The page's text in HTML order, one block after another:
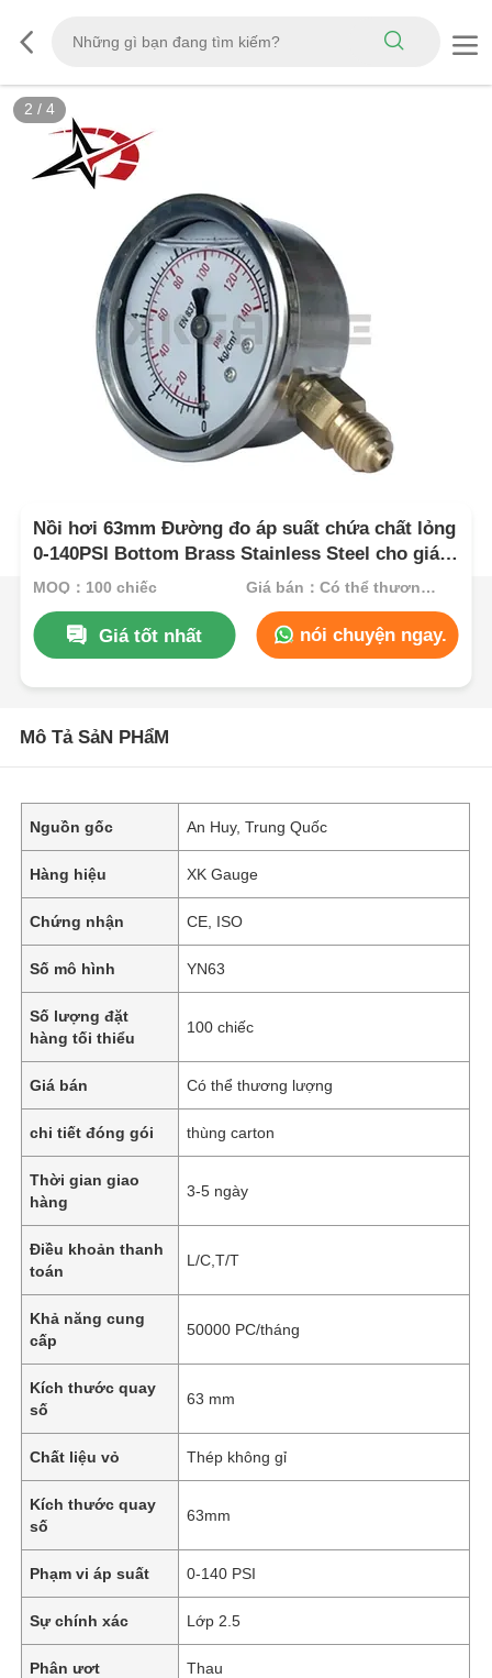
2 / 4
Nồi hơi 63mm Đường đo áp suất chứa chất lỏng
0-140PSI Bottom Brass Stainless Steel cho giám
sát công nghiệp
MOQ：100 chiếc Giá bán：Có thể thương lượng
Giá tốt nhất nói chuyện ngay.
Mô Tả SảN PHẩM
Nguồn gốc An Huy, Trung Quốc
Hàng hiệu XK Gauge
Chứng nhận CE, ISO
Số mô hình YN63
Số lượng đặt
hàng tối thiểu
100 chiếc
Giá bán Có thể thương lượng
chi tiết đóng gói thùng carton
Thời gian giao
hàng
3-5 ngày
Điều khoản thanh
toán
L/C,T/T
Khả năng cung
cấp
50000 PC/tháng
Kích thước quay
số
63 mm
Chất liệu vỏ Thép không gỉ
Kích thước quay
số
63mm
Phạm vi áp suất 0-140 PSI
Sự chính xác Lớp 2.5
Phân ươt Thau